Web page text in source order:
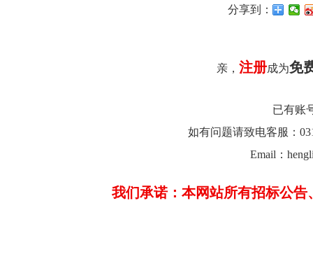
分享到：
亲， 注册成为免
已有账
如有问题请致电客服：
Email：
我们承诺：本网站所有招标公